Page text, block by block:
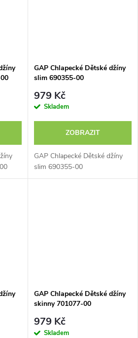
GAP Chlapecké Dětské džíny
slim 690355-00
979 Kč
Skladem
ZOBRAZIT
GAP Chlapecké Dětské džíny
slim 690355-00
GAP Chlapecké Dětské džíny
skinny 701077-00
979 Kč
Skladem